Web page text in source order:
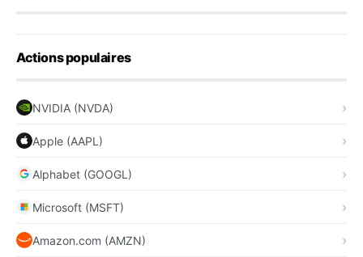
Actions populaires
NVIDIA (NVDA)
Apple (AAPL)
Alphabet (GOOGL)
Microsoft (MSFT)
Amazon.com (AMZN)